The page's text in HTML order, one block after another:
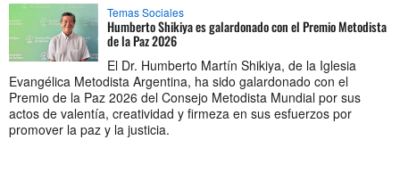
Temas Sociales
Humberto Shikiya es galardonado con el Premio Metodista
de la Paz 2026
El Dr. Humberto Martín Shikiya, de la Iglesia
Evangélica Metodista Argentina, ha sido galardonado con el
Premio de la Paz 2026 del Consejo Metodista Mundial por sus
actos de valentía, creatividad y firmeza en sus esfuerzos por
promover la paz y la justicia.